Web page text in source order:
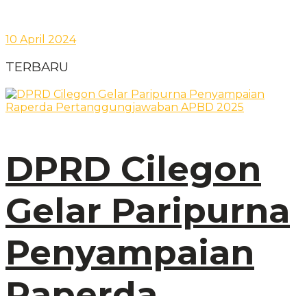
10 April 2024
TERBARU
DPRD Cilegon
Gelar Paripurna
Penyampaian